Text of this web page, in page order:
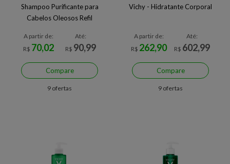
Shampoo Purificante para
Cabelos Oleosos Refil
A partir de:
R$ 70,02
Até:
R$ 90,99
Compare
9 ofertas
Vichy - Hidratante Corporal
A partir de:
R$ 262,90
Até:
R$ 602,99
Compare
9 ofertas